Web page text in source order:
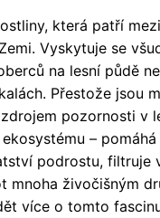
která patří
Vyskytuje se
na lesní půdě
Přestože jsou
pozornosti v
–
podrostu, filtruje
mnoha živočišným
více o tomto